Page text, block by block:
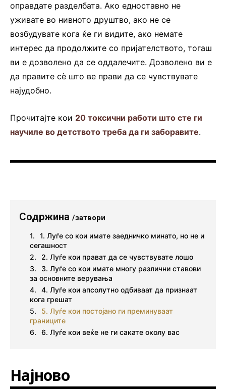
оправдате разделбата. Ако едноставно не
уживате во нивното друштво, ако не се
возбудувате кога ќе ги видите, ако немате
интерес да продолжите со пријателството, тогаш
ви е дозволено да се оддалечите. Дозволено ви е
да правите сè што ве прави да се чувствувате
најудобно.
Прочитајте кои 20 токсични работи што сте ги
научиле во детството треба да ги заборавите.
Содржина /затвори
1. Луѓе со кои имате заедничко минато, но не и
сегашност
2. Луѓе кои прават да се чувствувате лошо
3. Луѓе со кои имате многу различни ставови
за основните верувања
4. Луѓе кои апсолутно одбиваат да признаат
кога грешат
5. Луѓе кои постојано ги преминуваат
границите
6. Луѓе кои веќе не ги сакате околу вас
Најново